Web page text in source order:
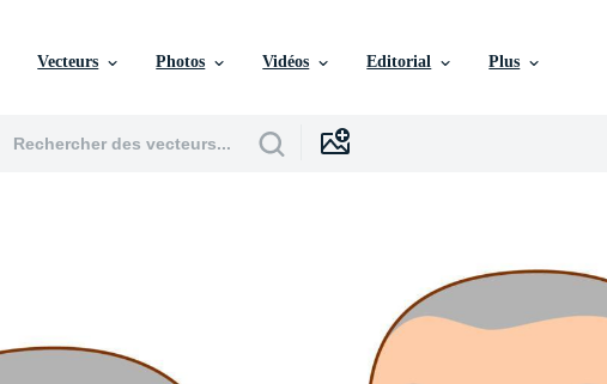
Vecteurs Photos Vidéos Editorial Plus